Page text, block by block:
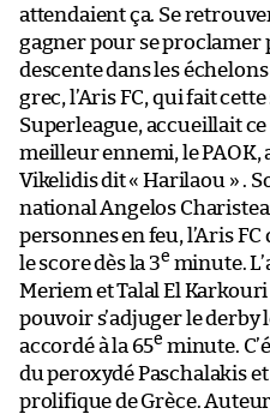
attendaient ça. Se
gagner pour se proclamer
descente dans les
grec, l’Aris FC, qui fait
Superleague, accueillait
meilleur ennemi, le PAOK,
Vikelidis dit « Harilaou » .
national Angelos
personnes en feu, l’Aris
le score dès la 3e minute.
Meriem et Talal El
pouvoir s’adjuger le derby
accordé à la 65e minute.
du peroxydé Paschalakis
prolifique de Grèce.